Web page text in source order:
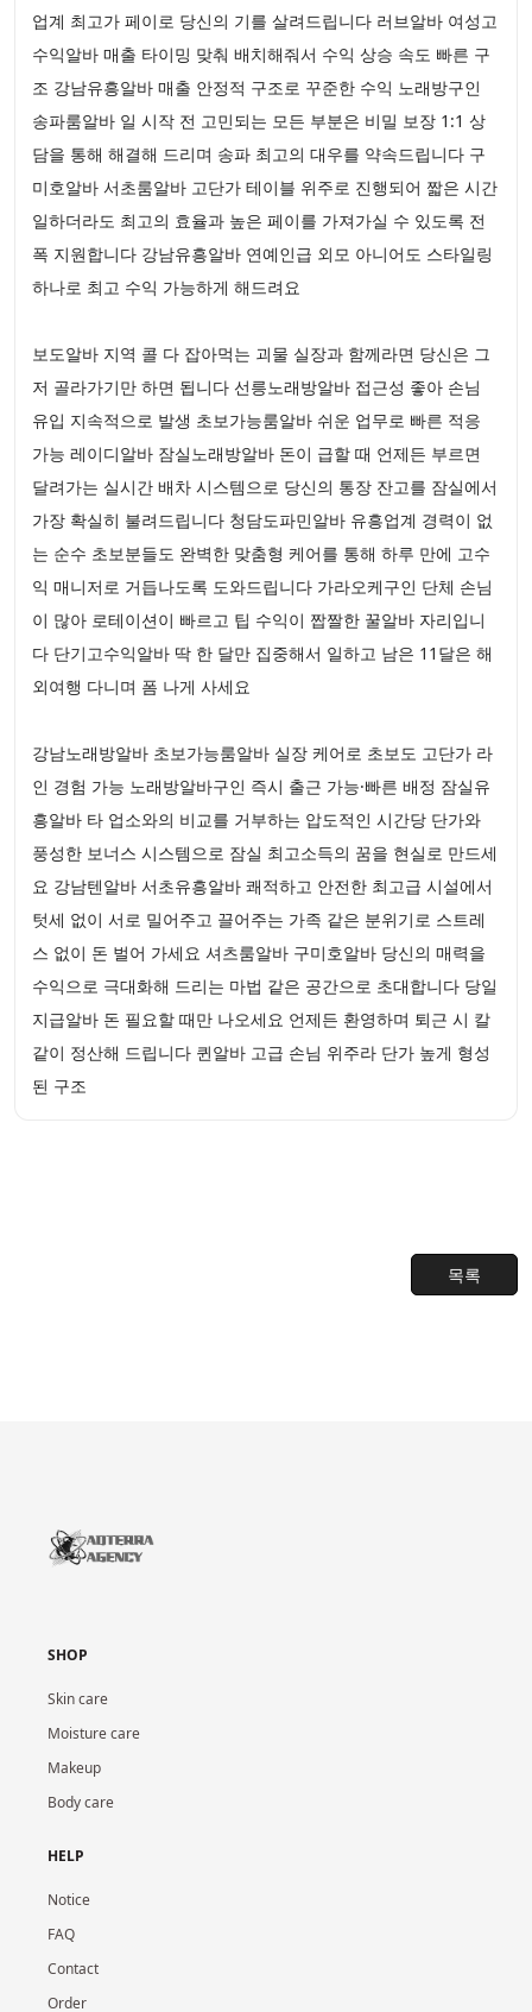
업계 최고가 페이로 당신의 기를 살려드립니다 러브알바 여성고
수익알바 매출 타이밍 맞춰 배치해줘서 수익 상승 속도 빠른 구
조 강남유흥알바 매출 안정적 구조로 꾸준한 수익 노래방구인
송파룸알바 일 시작 전 고민되는 모든 부분은 비밀 보장 1:1 상
담을 통해 해결해 드리며 송파 최고의 대우를 약속드립니다 구
미호알바 서초룸알바 고단가 테이블 위주로 진행되어 짧은 시간
일하더라도 최고의 효율과 높은 페이를 가져가실 수 있도록 전
폭 지원합니다 강남유흥알바 연예인급 외모 아니어도 스타일링
하나로 최고 수익 가능하게 해드려요
보도알바 지역 콜 다 잡아먹는 괴물 실장과 함께라면 당신은 그
저 골라가기만 하면 됩니다 선릉노래방알바 접근성 좋아 손님
유입 지속적으로 발생 초보가능룸알바 쉬운 업무로 빠른 적응
가능 레이디알바 잠실노래방알바 돈이 급할 때 언제든 부르면
달려가는 실시간 배차 시스템으로 당신의 통장 잔고를 잠실에서
가장 확실히 불려드립니다 청담도파민알바 유흥업계 경력이 없
는 순수 초보분들도 완벽한 맞춤형 케어를 통해 하루 만에 고수
익 매니저로 거듭나도록 도와드립니다 가라오케구인 단체 손님
이 많아 로테이션이 빠르고 팁 수익이 짭짤한 꿀알바 자리입니
다 단기고수익알바 딱 한 달만 집중해서 일하고 남은 11달은 해
외여행 다니며 폼 나게 사세요
강남노래방알바 초보가능룸알바 실장 케어로 초보도 고단가 라
인 경험 가능 노래방알바구인 즉시 출근 가능·빠른 배정 잠실유
흥알바 타 업소와의 비교를 거부하는 압도적인 시간당 단가와
풍성한 보너스 시스템으로 잠실 최고소득의 꿈을 현실로 만드세
요 강남텐알바 서초유흥알바 쾌적하고 안전한 최고급 시설에서
텃세 없이 서로 밀어주고 끌어주는 가족 같은 분위기로 스트레
스 없이 돈 벌어 가세요 셔츠룸알바 구미호알바 당신의 매력을
수익으로 극대화해 드리는 마법 같은 공간으로 초대합니다 당일
지급알바 돈 필요할 때만 나오세요 언제든 환영하며 퇴근 시 칼
같이 정산해 드립니다 퀸알바 고급 손님 위주라 단가 높게 형성
된 구조
목록
SHOP
Skin care
Moisture care
Makeup
Body care
HELP
Notice
FAQ
Contact
Order